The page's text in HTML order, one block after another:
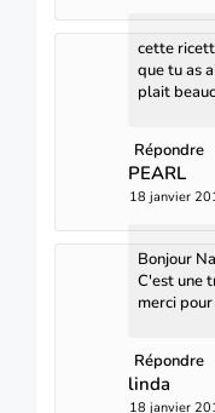
cette
que tu as
plait
Répondre
PEARL
18 janvier
Bonjour
C'est une
merci
Répondre
linda
18 janvier